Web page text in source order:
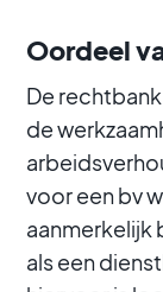
Oordeel
De
de
voor een bv
aanmerkelijk
als een